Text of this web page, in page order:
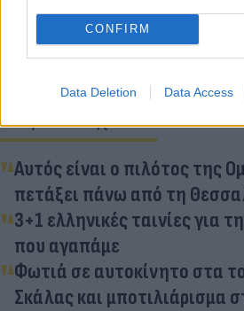
CONFIRM
Data Deletion Data Access
Διάβασε σχετικά
Αυτός είναι ο πιλότος της
πετάξει πάνω από τη
3+1 ελληνικές ταινίες για
που αγαπάμε
Φωτιά σε αυτοκίνητο στα
Σκάλας και μποτιλιάρισμα